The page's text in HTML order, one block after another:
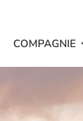
COMPAGNIE